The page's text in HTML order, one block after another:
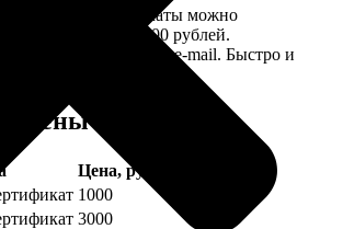
сертификаты можно
от 1 000 до 25 000 рублей.
отправить по e-mail. Быстро и
цены
Цена, руб.
1000
3000